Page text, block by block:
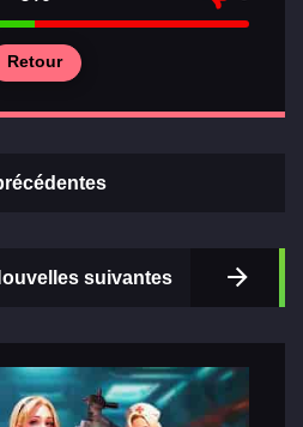
Retour
suivantes